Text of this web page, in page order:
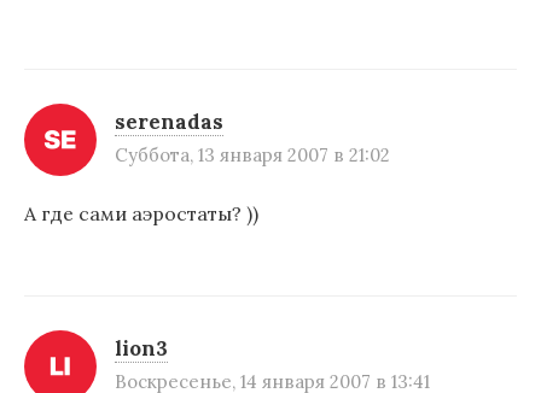
serenadas
Суббота, 13 января 2007 в 21:02
А где сами аэростаты? ))
lion3
Воскресенье, 14 января 2007 в 13:41